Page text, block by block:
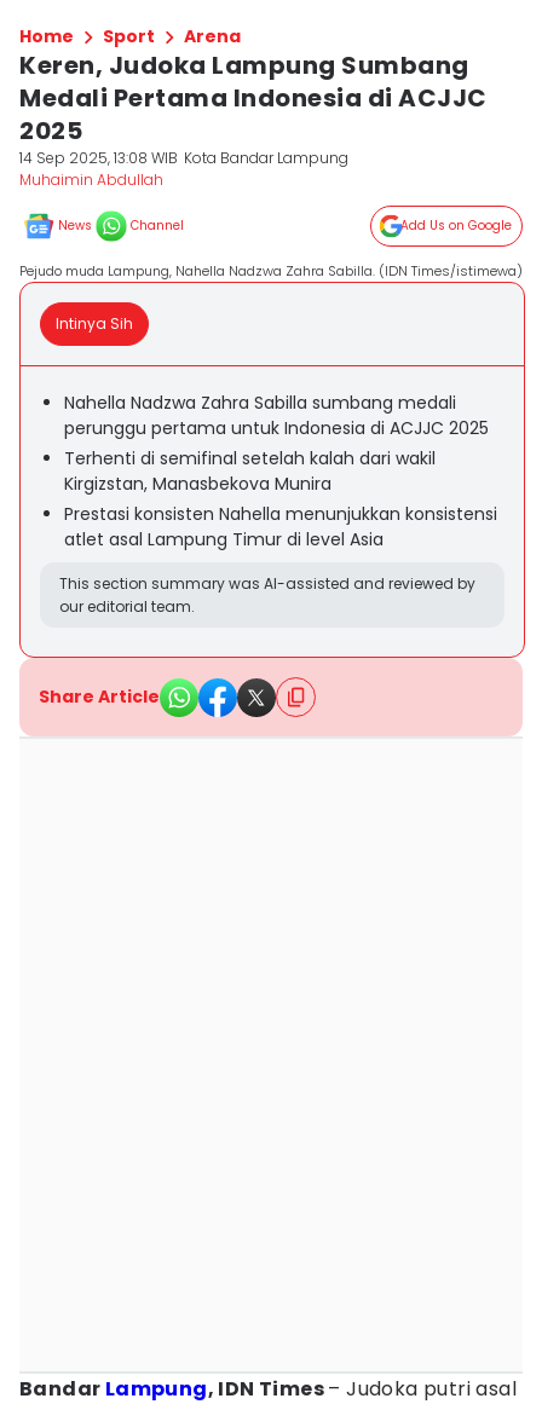
Home Sport Arena
Keren, Judoka Lampung Sumbang
Medali Pertama Indonesia di ACJJC
2025
14 Sep 2025, 13:08 WIB Kota Bandar Lampung
Muhaimin Abdullah
News Channel Add Us on Google
Pejudo muda Lampung, Nahella Nadzwa Zahra Sabilla. (IDN Times/istimewa)
Intinya Sih
Nahella Nadzwa Zahra Sabilla sumbang medali
perunggu pertama untuk Indonesia di ACJJC 2025
Terhenti di semifinal setelah kalah dari wakil
Kirgizstan, Manasbekova Munira
Prestasi konsisten Nahella menunjukkan konsistensi
atlet asal Lampung Timur di level Asia
This section summary was AI-assisted and reviewed by
our editorial team.
Share Article
Bandar Lampung, IDN Times– Judoka putri asal